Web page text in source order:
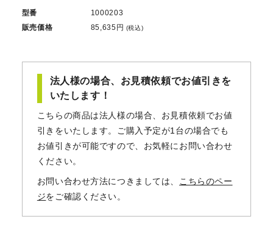
型番
1000203
販売価格
85,635円 (税込)
法人様の場合、お見積依頼でお値引きを
いたします！
こちらの商品は法人様の場合、お見積依頼でお値
引きをいたします。ご購入予定が1台の場合でも
お値引きが可能ですので、お気軽にお問い合わせ
ください。
お問い合わせ方法につきましては、
こちらのペー
ジをご確認ください。